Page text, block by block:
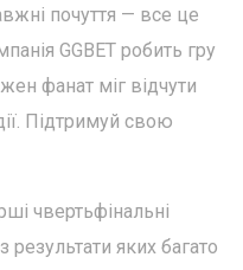
почуття — все це
GGBET робить гру
фанат міг відчути
Підтримуй свою
чвертьфінальні
результати яких багато